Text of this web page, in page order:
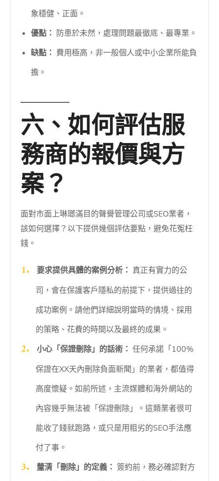
象穩健、正面。
優點： 防患於未然，處理問題最徹底、最專業。
缺點： 費用極高，非一般個人或中小企業所能負
擔。
六、如何評估服
務商的報價與方
案？
面對市面上琳瑯滿目的聲譽管理公司或SEO業者，
該如何選擇？以下提供幾個評估要點，避免花冤枉
錢。
要求提供具體的案例分析： 真正有實力的公
司，會在保護客戶隱私的前提下，提供過往的
成功案例。請他們詳細說明當時的情境、採用
的策略、花費的時間以及最終的成果。
小心「保證刪除」的話術： 任何承諾「100%
保證在XX天內刪除負面新聞」的業者，都值得
高度懷疑。如前所述，主流媒體和海外網站的
內容幾乎無法被「保證刪除」。這類業者很可
能收了錢就跑路，或只是用粗劣的SEO手法應
付了事。
釐清「刪除」的定義： 簽約前，務必確認對方